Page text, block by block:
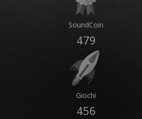
SoundCoin
479
Giochi
456